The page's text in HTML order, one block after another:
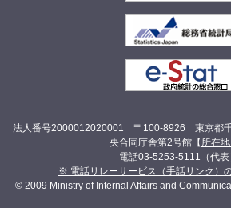
法人番号2000012020001 〒100-8926 東京都
央合同庁舎第2号館【 所在地
電話03-5253-5111（代表
※ 電話リレーサービス（手話リンク）
© 2009 Ministry of Internal Affairs and